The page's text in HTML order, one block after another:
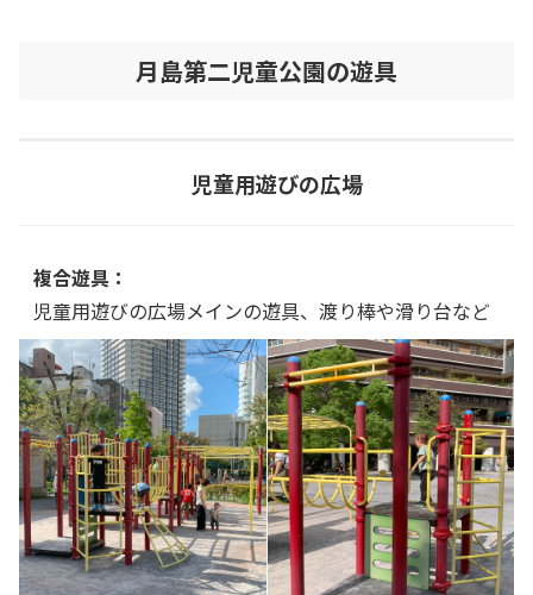
月島第二児童公園の遊具
児童用遊びの広場
複合遊具：
児童用遊びの広場メインの遊具、渡り棒や滑り台など